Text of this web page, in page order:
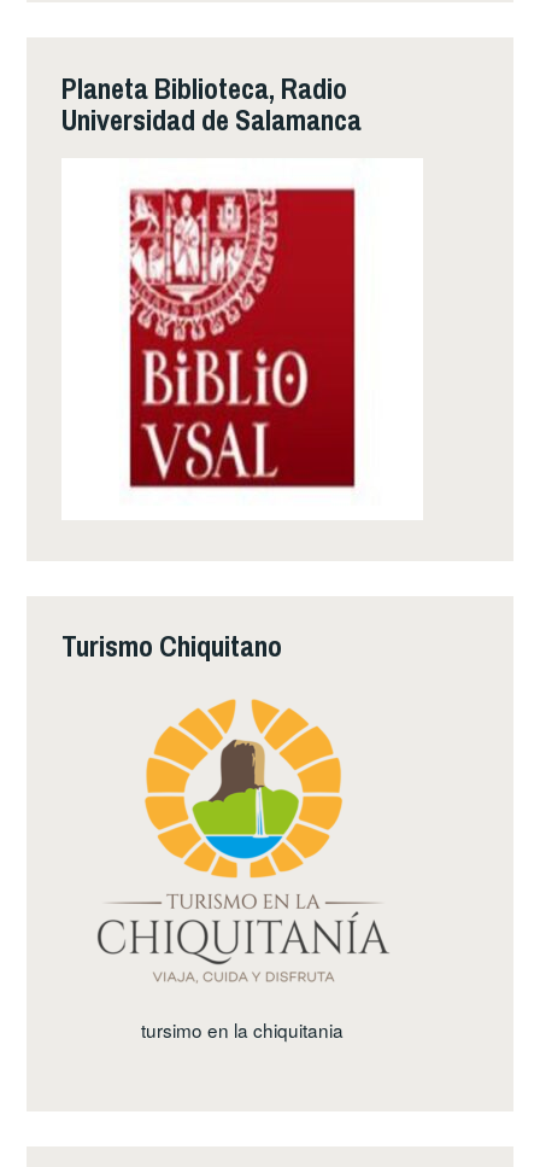
Planeta Biblioteca, Radio
Universidad de Salamanca
Turismo Chiquitano
tursimo en la chiquitania